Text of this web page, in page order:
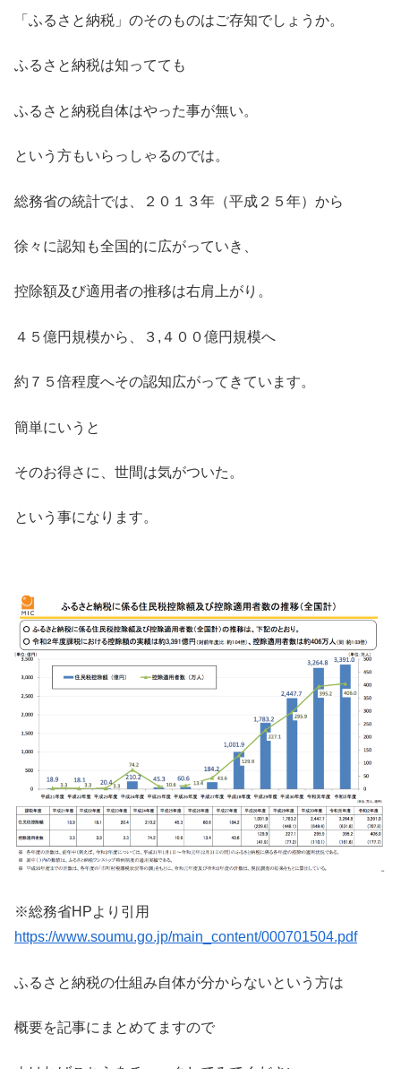
「ふるさと納税」のそのものはご存知でしょうか。
ふるさと納税は知ってても
ふるさと納税自体はやった事が無い。
という方もいらっしゃるのでは。
総務省の統計では、２０１３年（平成２５年）から
徐々に認知も全国的に広がっていき、
控除額及び適用者の推移は右肩上がり。
４５億円規模から、３,４００億円規模へ
約７５倍程度へその認知広がってきています。
簡単にいうと
そのお得さに、世間は気がついた。
という事になります。
※総務省HPより引用
https://www.soumu.go.jp/main_content/000701504.pdf
ふるさと納税の仕組み自体が分からないという方は
概要を記事にまとめてますので